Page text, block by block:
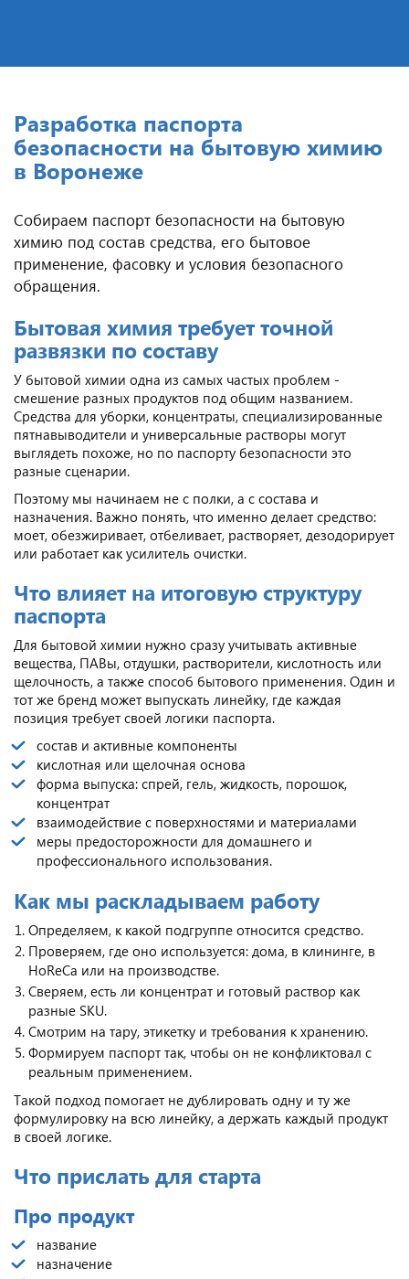
Разработка паспорта
безопасности на бытовую химию
в Воронеже
Собираем паспорт безопасности на бытовую
химию под состав средства, его бытовое
применение, фасовку и условия безопасного
обращения.
Бытовая химия требует точной
развязки по составу
У бытовой химии одна из самых частых проблем -
смешение разных продуктов под общим названием.
Средства для уборки, концентраты, специализированные
пятнавыводители и универсальные растворы могут
выглядеть похоже, но по паспорту безопасности это
разные сценарии.
Поэтому мы начинаем не с полки, а с состава и
назначения. Важно понять, что именно делает средство:
моет, обезжиривает, отбеливает, растворяет, дезодорирует
или работает как усилитель очистки.
Что влияет на итоговую структуру
паспорта
Для бытовой химии нужно сразу учитывать активные
вещества, ПАВы, отдушки, растворители, кислотность или
щелочность, а также способ бытового применения. Один и
тот же бренд может выпускать линейку, где каждая
позиция требует своей логики паспорта.
состав и активные компоненты
кислотная или щелочная основа
форма выпуска: спрей, гель, жидкость, порошок,
концентрат
взаимодействие с поверхностями и материалами
меры предосторожности для домашнего и
профессионального использования.
Как мы раскладываем работу
Определяем, к какой подгруппе относится средство.
Проверяем, где оно используется: дома, в клининге, в
HoReCa или на производстве.
Сверяем, есть ли концентрат и готовый раствор как
разные SKU.
Смотрим на тару, этикетку и требования к хранению.
Формируем паспорт так, чтобы он не конфликтовал с
реальным применением.
Такой подход помогает не дублировать одну и ту же
формулировку на всю линейку, а держать каждый продукт
в своей логике.
Что прислать для старта
Про продукт
название
назначение